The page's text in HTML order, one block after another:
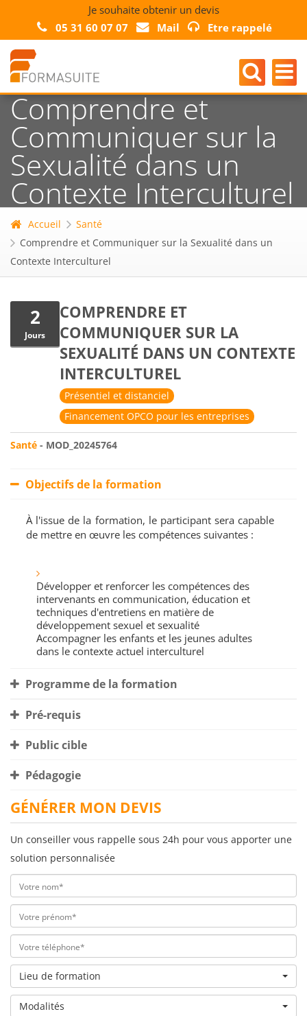
Je souhaite obtenir un devis
05 31 60 07 07
Mail Etre rappelé
Comprendre et
Communiquer sur la
Sexualité dans un
Contexte Interculturel
Accueil
Santé
Comprendre et Communiquer sur la Sexualité dans un
Contexte Interculturel
2
Jours
COMPRENDRE ET
COMMUNIQUER SUR LA
SEXUALITÉ DANS UN CONTEXTE
INTERCULTUREL
Présentiel et distanciel
Financement OPCO pour les entreprises
Santé - MOD_20245764
Objectifs de la formation
À l'issue de la formation, le participant sera capable
de mettre en œuvre les compétences suivantes :
Développer et renforcer les compétences des
intervenants en communication, éducation et
techniques d'entretiens en matière de
développement sexuel et sexualité
Accompagner les enfants et les jeunes adultes
dans le contexte actuel interculturel
Programme de la formation
Pré-requis
Public cible
Pédagogie
GÉNÉRER MON DEVIS
Un conseiller vous rappelle sous 24h pour vous apporter une
solution personnalisée
Lieu de formation
Modalités